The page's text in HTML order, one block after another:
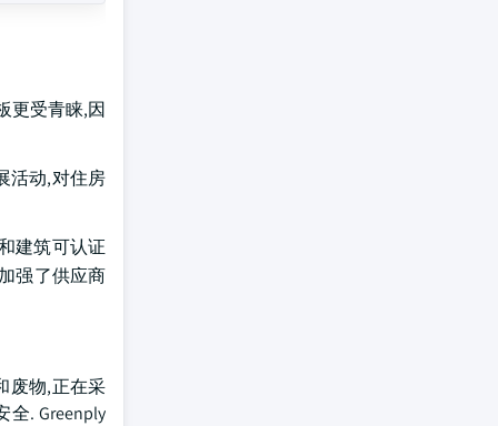
更受青睐,因
活动,对住房
建筑可认证
强了供应商
废物,正在采
. Greenply